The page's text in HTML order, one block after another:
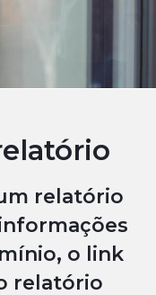
relatório
o link
relatório